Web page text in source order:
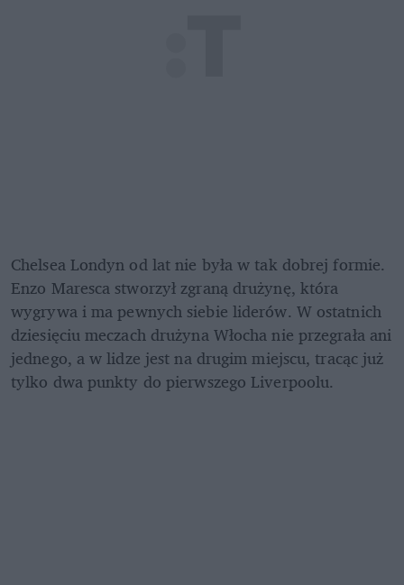
Chelsea Londyn od lat nie była w tak dobrej formie.
Enzo Maresca stworzył zgraną drużynę, która
wygrywa i ma pewnych siebie liderów. W ostatnich
dziesięciu meczach drużyna Włocha nie przegrała ani
jednego, a w lidze jest na drugim miejscu, tracąc już
tylko dwa punkty do pierwszego Liverpoolu.